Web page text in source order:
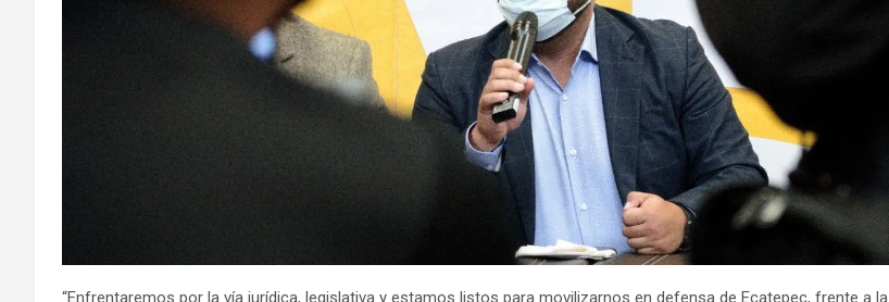
“Enfrentaremos por la vía jurídica, legislativa y estamos listos para movilizarnos en defensa de Ecatepec, frente a la